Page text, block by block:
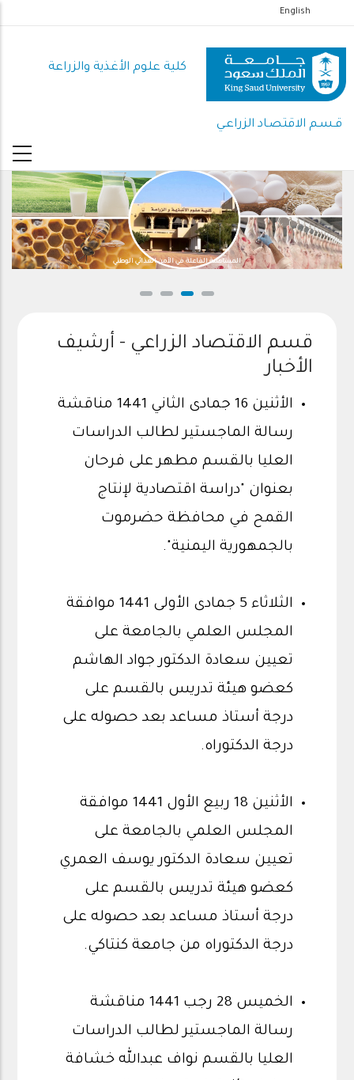
إلى
المحتوى
الرئيسي
English
كلية علوم الأغذية والزراعة
قـسـم الاقتصـاد الزراعـي
المساهمة الفاعلة في الأمن الغذائي الوطني
قسم الاقتصاد الزراعي - أرشيف
الأخبار
الأثنين 16 جمادى الثاني 1441 مناقشة
رسالة الماجستير لطالب الدراسات
العليا بالقسم مطهر على فرحان
بعنوان "دراسة اقتصادية لإنتاج
القمح في محافظة حضرموت
بالجمهورية اليمنية".
الثلاثاء 5 جمادى الأولى 1441 موافقة
المجلس العلمي بالجامعة على
تعيين سعادة الدكتور جواد الهاشم
كعضو هيئة تدريس بالقسم على
درجة أستاذ مساعد بعد حصوله على
درجة الدكتوراه.
الأثنين 18 ربيع الأول 1441 موافقة
المجلس العلمي بالجامعة على
تعيين سعادة الدكتور يوسف العمري
كعضو هيئة تدريس بالقسم على
درجة أستاذ مساعد بعد حصوله على
درجة الدكتوراه من جامعة كنتاكي.
الخميس 28 رجب 1441 مناقشة
رسالة الماجستير لطالب الدراسات
العليا بالقسم نواف عبدالله خشافة